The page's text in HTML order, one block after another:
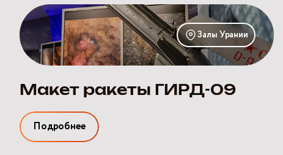
Макет
ракеты
ГИРД-09
Залы Урании
Макет ракеты ГИРД-09
Подробнее